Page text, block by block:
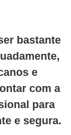
bastante
e
com a
para
e segura.